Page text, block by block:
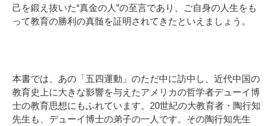
己を鍛え抜いた“真金の人”の至言であり、ご自身の人生をも
って教育の勝利の真髄を証明されてきたといえましょう。
本書では、あの「五四運動」のただ中に訪中し、近代中国の
教育史上に大きな影響を与えたアメリカの哲学者デューイ博
士の教育思想にもふれています。20世紀の大教育者・陶行知
先生も、デューイ博士の弟子の一人です。その陶行知先生